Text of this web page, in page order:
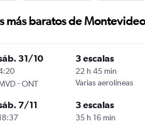
más baratos de
31/10
-ONT
3 escalas
22 h 45 min
Varias aerolíneas
7/11 3 escalas
35 h 16 min